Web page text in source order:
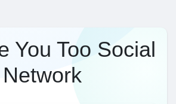
You Too Social
Network